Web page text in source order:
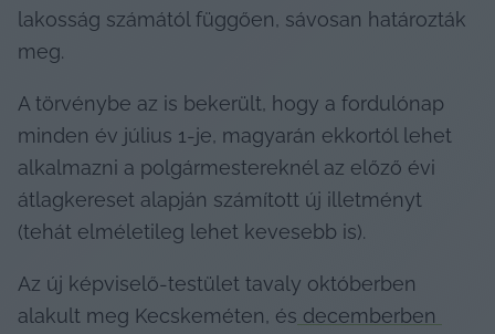
lakosság számától függően, sávosan határozták
meg.
A törvénybe az is bekerült, hogy a fordulónap
minden év július 1-je, magyarán ekkortól lehet
alkalmazni a polgármestereknél az előző évi
átlagkereset alapján számított új illetményt
(tehát elméletileg lehet kevesebb is).
Az új képviselő-testület tavaly októberben
alakult meg Kecskeméten, és decemberben